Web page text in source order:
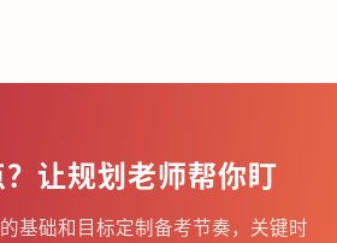
让规划老师帮你盯
基础和目标定制备考节奏，关键时